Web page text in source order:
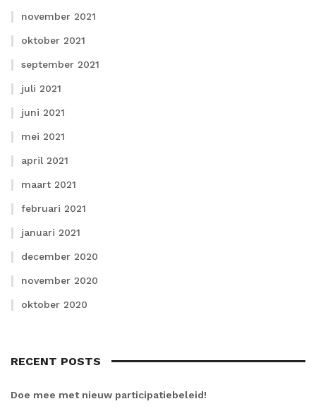
november 2021
oktober 2021
september 2021
juli 2021
juni 2021
mei 2021
april 2021
maart 2021
februari 2021
januari 2021
december 2020
november 2020
oktober 2020
RECENT POSTS
Doe mee met nieuw participatiebeleid!